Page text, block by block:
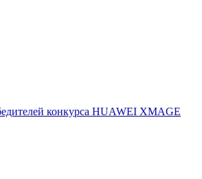
конкурса HUAWEI XMAGE